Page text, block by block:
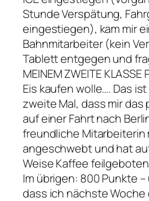
Stunde Verspätung,
eingestiegen), kam mir
Bahnmitarbeiter (kein
Tablett entgegen und
MEINEM ZWEITE
Eis kaufen wolle…. Das
zweite Mal, dass mir
auf einer Fahrt nach
freundliche Mitarbeiterin
angeschwebt und hat
Weise Kaffee
Im übrigen: 800 Punkte
dass ich nächste Woche